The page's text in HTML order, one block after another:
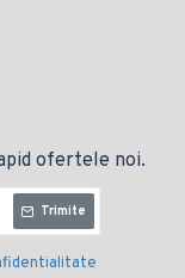
ofertele noi.
Trimite